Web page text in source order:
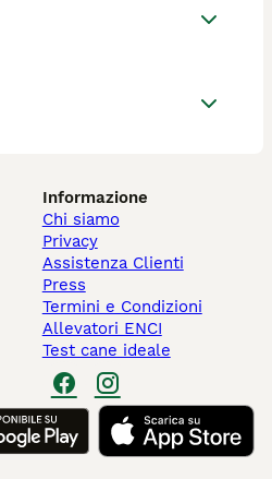
Informazione
Chi siamo
Privacy
Assistenza Clienti
Press
Termini e Condizioni
Allevatori ENCI
Test cane ideale